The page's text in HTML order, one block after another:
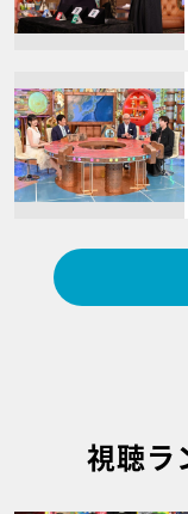
視聴ラ